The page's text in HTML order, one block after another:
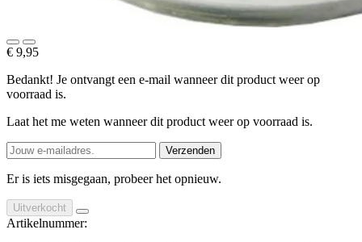
€ 9,95
Bedankt! Je ontvangt een e-mail wanneer dit product weer op
voorraad is.
Laat het me weten wanneer dit product weer op voorraad is.
Verzenden
Er is iets misgegaan, probeer het opnieuw.
Uitverkocht
Artikelnummer: